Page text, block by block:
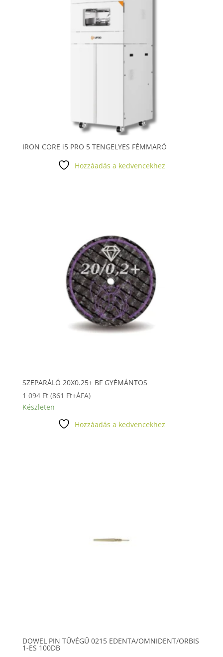
IRON CORE i5 PRO 5 TENGELYES FÉMMARÓ
Hozzáadás a kedvencekhez
SZEPARÁLÓ 20X0.25+ BF GYÉMÁNTOS
1 094 Ft (861 Ft+ÁFA)
Készleten
Hozzáadás a kedvencekhez
DOWEL PIN TŰVÉGŰ 0215 EDENTA/OMNIDENT/ORBIS
1-ES 100DB